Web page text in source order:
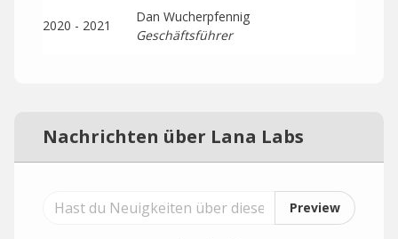
2020 - 2021
Dan Wucherpfennig
Geschäftsführer
Nachrichten über Lana Labs
Preview